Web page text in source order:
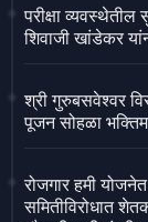
परीक्षा
शिवाजी खांडेकर
श्री गुरुबसवेश्वर
पूजन सोहळा
रोजगार हमी
समितीविरोधात